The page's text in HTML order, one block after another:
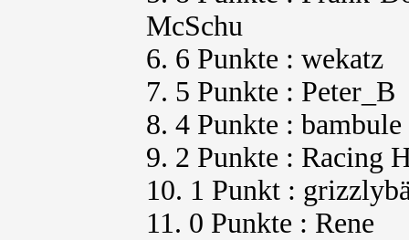
McSchu
6. 6 Punkte : wekatz
7. 5 Punkte : Peter_B
8. 4 Punkte : bambule
9. 2 Punkte : Racing
10. 1 Punkt :
11. 0 Punkte : Rene